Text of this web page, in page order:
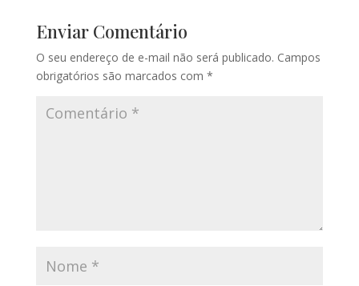
Enviar Comentário
O seu endereço de e-mail não será publicado. Campos
obrigatórios são marcados com *